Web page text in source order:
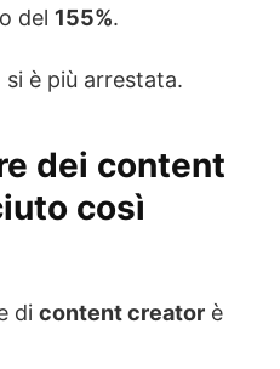
del 155%.
è più arrestata.
dei content
così
di content creator è